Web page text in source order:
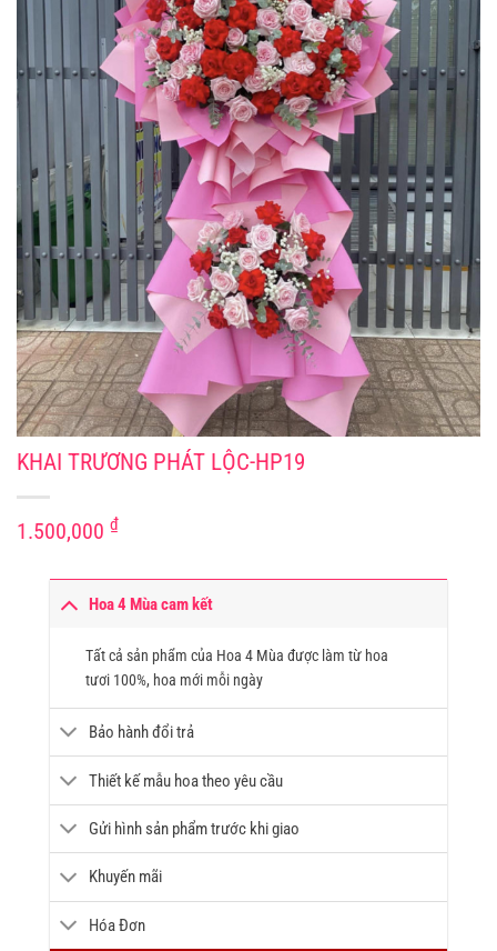
KHAI TRƯƠNG PHÁT LỘC-HP19
1.500,000 ₫
Hoa 4 Mùa cam kết
Tất cả sản phẩm của Hoa 4 Mùa được làm từ hoa
tươi 100%, hoa mới mỗi ngày
Bảo hành đổi trả
Thiết kế mẫu hoa theo yêu cầu
Gửi hình sản phẩm trước khi giao
Khuyến mãi
Hóa Đơn